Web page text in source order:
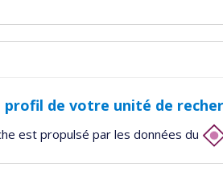
profil de votre unité de
est propulsé par les données du